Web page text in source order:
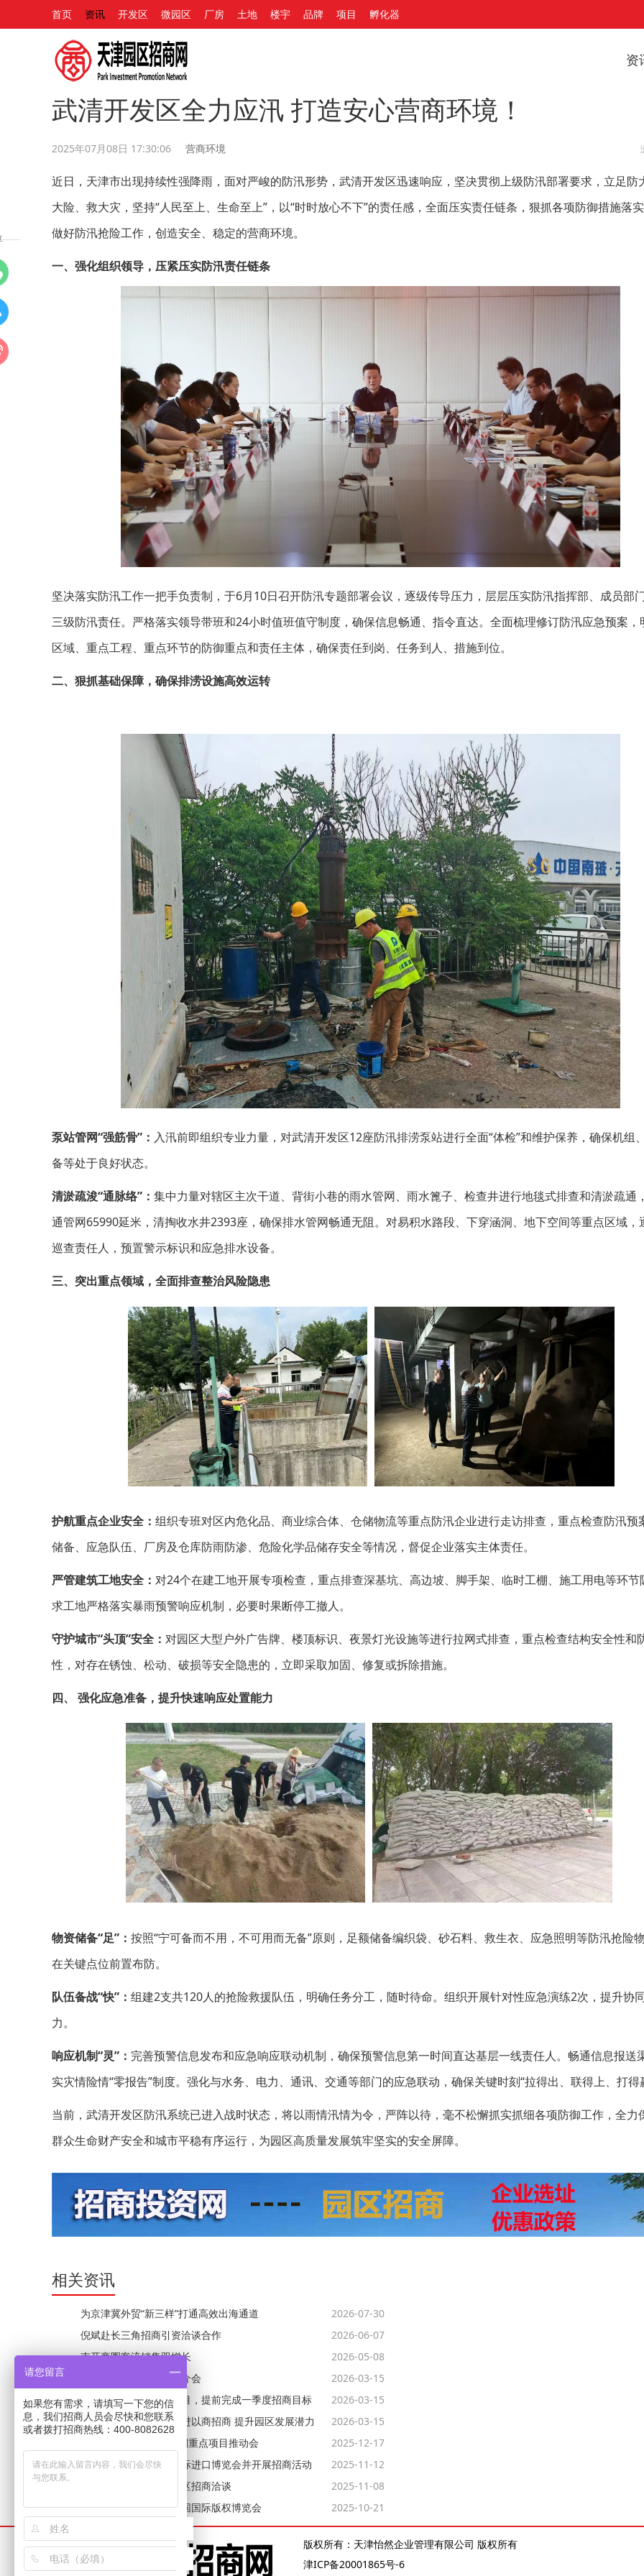
首页 资讯 开发区 微园区 厂房 土地 楼宇 品牌 项目 孵化器
资
武清开发区全力应汛 打造安心营商环境！
2025年07月08日 17:30:06 营商环境
近日，天津市出现持续性强降雨，面对严峻的防汛形势，武清开发区迅速响应，坚决贯彻上级防汛部署要求，立足防
大险、救大灾，坚持“人民至上、生命至上”，以“时时放心不下”的责任感，全面压实责任链条，狠抓各项防御措施落
做好防汛抢险工作，创造安全、稳定的营商环境。
一、强化组织领导，压紧压实防汛责任链条
坚决落实防汛工作一把手负责制，于6月10日召开防汛专题部署会议，逐级传导压力，层层压实防汛指挥部、成员部
三级防汛责任。严格落实领导带班和24小时值班值守制度，确保信息畅通、指令直达。全面梳理修订防汛应急预案，
区域、重点工程、重点环节的防御重点和责任主体，确保责任到岗、任务到人、措施到位。
二、狠抓基础保障，确保排涝设施高效运转
泵站管网“强筋骨”： 入汛前即组织专业力量，对武清开发区12座防汛排涝泵站进行全面“体检”和维护保养，确保机组
备等处于良好状态。
清淤疏浚“通脉络”： 集中力量对辖区主次干道、背街小巷的雨水管网、雨水篦子、检查井进行地毯式排查和清淤疏通
通管网65990延米，清掏收水井2393座，确保排水管网畅通无阻。对易积水路段、下穿涵洞、地下空间等重点区域，
巡查责任人，预置警示标识和应急排水设备。
三、突出重点领域，全面排查整治风险隐患
护航重点企业安全： 组织专班对区内危化品、商业综合体、仓储物流等重点防汛企业进行走访排查，重点检查防汛预
储备、应急队伍、厂房及仓库防雨防渗、危险化学品储存安全等情况，督促企业落实主体责任。
严管建筑工地安全： 对24个在建工地开展专项检查，重点排查深基坑、高边坡、脚手架、临时工棚、施工用电等环节
求工地严格落实暴雨预警响应机制，必要时果断停工撤人。
守护城市“头顶”安全： 对园区大型户外广告牌、楼顶标识、夜景灯光设施等进行拉网式排查，重点检查结构安全性和
性，对存在锈蚀、松动、破损等安全隐患的，立即采取加固、修复或拆除措施。
四、 强化应急准备，提升快速响应处置能力
物资储备“足”： 按照“宁可备而不用，不可用而无备”原则，足额储备编织袋、砂石料、救生衣、应急照明等防汛抢险
在关键点位前置布防。
队伍备战“快”： 组建2支共120人的抢险救援队伍，明确任务分工，随时待命。组织开展针对性应急演练2次，提升协
力。
响应机制“灵”： 完善预警信息发布和应急响应联动机制，确保预警信息第一时间直达基层一线责任人。畅通信息报送
实灾情险情“零报告”制度。强化与水务、电力、通讯、交通等部门的应急联动，确保关键时刻“拉得出、联得上、打得
当前，武清开发区防汛系统已进入战时状态，将以雨情汛情为令，严阵以待，毫不松懈抓实抓细各项防御工作，全力
群众生命财产安全和城市平稳有序运行，为园区高质量发展筑牢坚实的安全屏障。
相关资讯
为京津冀外贸“新三样”打通高效出海通道
2026-07-30
倪斌赴长三角招商引资洽谈合作
2026-06-07
南开商圈客流销售双增长
2026-05-08
高新区举办商业楼宇推介会
2026-03-15
高新区落地一批重点项目，提前完成一季度招商目标
2026-03-15
区经济开发区：全力推进以商招商 提升园区发展潜力
2026-03-15
西青区召开“金钥匙”计划重点项目推动会
2025-12-17
西青领导赴上海参加国际进口博览会并开展招商活动
2025-11-12
区领导带队赴长三角地区招商洽谈
2025-11-08
天津展团亮相第十届中国国际版权博览会
2025-10-21
版权所有：天津怡然企业管理有限公司 版权所有
津ICP备20001865号-6
请您留言
如果您有需求，请填写一下您的信
息，我们招商人员会尽快和您联系
或者拨打招商热线：400-8082628